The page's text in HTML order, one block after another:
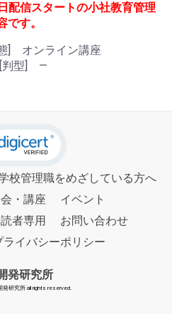
配信スタートの小社教育管理
す。
] オンライン講座
[判型] ―
校管理職をめざしている方へ
・講座
イベント
者専用
お問い合わせ
ライバシーポリシー
発研究所
発研究所 all rights reserved.